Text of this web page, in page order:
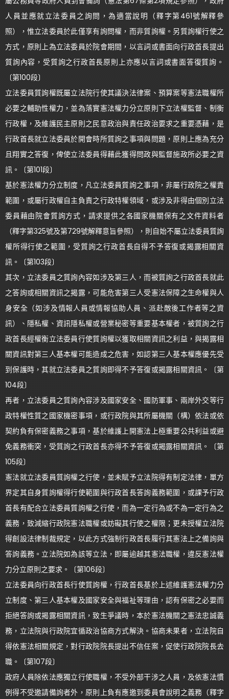
人員並應就立法委員之詢問，為適當說明（釋字第461號解釋參
照），惟立法委員於此僅享有詢問權，而非質詢權。另質詢權行使之
方式，原則上為立法委員於院會期間，以言詞或書面向行政首長提出
質詢內容，受質詢之行政首長原則上亦應以言詞或書面答復質詢。
〔第100段〕
立法委員質詢權既屬立法院行使其議決法律案、預算案等憲法職權所
必要之輔助性權力，並為落實憲法權力分立原則下立法權監督、制衡
行政權，及維護民主原則之民意政治與責任政治要求之重要憑藉，是
行政首長就立法委員於開會時所質詢之事項與問題，原則上應為充分
且翔實之答復，俾使立法委員得藉此獲得問政與監督施政所必要之資
訊。〔第101段〕
基於憲法權力分立制度，凡立法委員質詢之事項，非屬行政院之權責
範圍，或屬行政權自主負責之行政特權領域，或涉及非得由個別立法
委員藉由院會質詢方式，請求提供之各國家機關保有之文件資料者
（釋字第325號及第729號解釋意旨參照），則自始不屬立法委員質詢
權所得行使之範圍，受質詢之行政首長自得不予答復或揭露相關資
訊。〔第103段〕
其次，立法委員之質詢內容如涉及第三人，而被質詢之行政首長就此
之答詢或相關資訊之揭露，可能危害第三人受憲法保障之生命權與人
身安全（如涉及情報人員或情報協助人員、派赴敵後工作者等之資
訊）、隱私權、資訊隱私權或營業秘密等重要基本權者，被質詢之行
政首長經權衡立法委員行使質詢權以獲取相關資訊之利益，與揭露相
關資訊對第三人基本權可能造成之危害，如認第三人基本權應優先受
到保護時，其就立法委員之質詢即得不予答復或揭露相關資訊。〔第
104段〕
再者，立法委員之質詢內容涉及國家安全、國防軍事、兩岸外交等行
政特權性質之國家機密事項，或行政院與其所屬機關（構）依法或依
契約負有保密義務之事項，基於維護上開憲法上極重要公共利益或避
免義務衝突，受質詢之行政首長亦得不予答復或揭露相關資訊。〔第
105段〕
憲法就立法委員質詢權之行使，並未賦予立法院得有制定法律，單方
界定其自身質詢權得行使範圍與行政首長答詢義務範圍，或課予行政
首長有配合立法委員質詢權之行使，而為一定行為或不為一定行為之
義務，致減縮行政院憲法職權或妨礙其行使之權限；更未授權立法院
得創設法律制裁規定，以此方式強制行政首長履行其憲法上之備詢與
答詢義務。立法院如為該等立法，即屬逾越其憲法職權，違反憲法權
力分立原則之要求。〔第106段〕
立法委員向行政首長行使質詢權，行政首長基於上述維護憲法權力分
立制度、第三人基本權及國家安全與福祉等理由，認有保密之必要而
拒絕答詢或揭露相關資訊，致生爭議時，本於憲法機關之憲法忠誠義
務，立法院與行政院宜循政治協商方式解決。協商未果者，立法院自
得依憲法相關規定，對行政院院長提出不信任案，促使行政院院長去
職。〔第107段〕
政府人員除依法應獨立行使職權，不受外部干涉之人員，及依憲法慣
例得不受邀請備詢者外，原則上負有應邀到委員會說明之義務（釋字